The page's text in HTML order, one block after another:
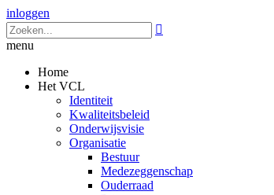
inloggen

menu
Home
Het VCL
Identiteit
Kwaliteitsbeleid
Onderwijsvisie
Organisatie
Bestuur
Medezeggenschap
Ouderraad